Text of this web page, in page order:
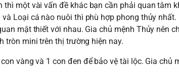
một vài vấn đề khác bạn cần phải quan tâm
Loại cá nào nuôi thì phù hợp phong thủy nhất.
mật thiết với nhau. Gia chủ mệnh Thủy nên
tròn mini trên thị trường hiện nay.
vàng và 1 con đen để bảo vệ tài lộc. Gia chủ